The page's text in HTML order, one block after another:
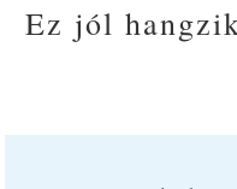
Ez jól